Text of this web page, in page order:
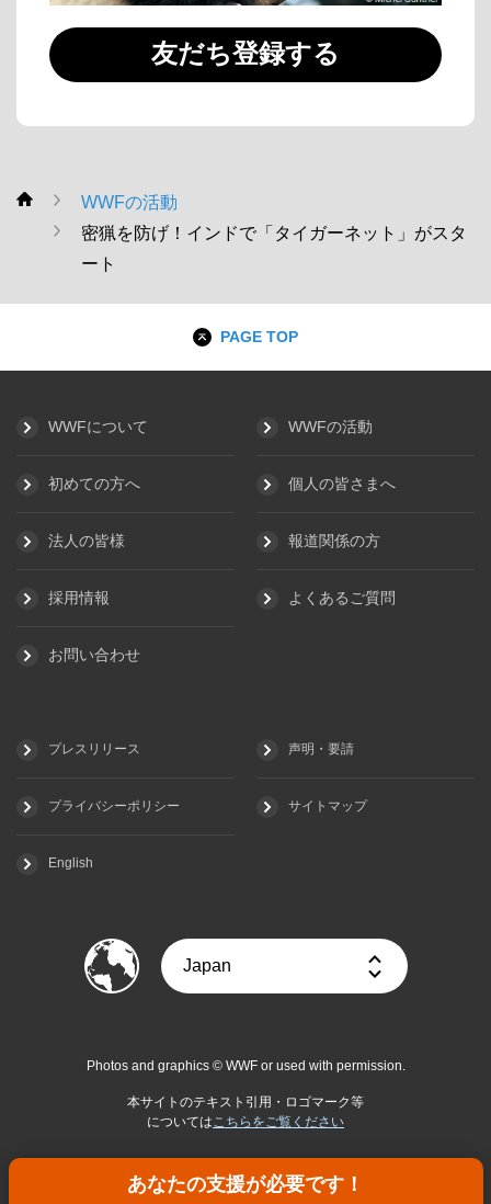
あなたの支援が必要です！
友だち登録する
WWF
WWFの活動
密猟を防げ！インドで「タイガーネット」がスタ
ート
PAGE TOP
WWFについて WWFの活動
初めての方へ 個人の皆さまへ
法人の皆様 報道関係の方
採用情報 よくあるご質問
お問い合わせ
プレスリリース 声明・要請
プライバシーポリシー サイトマップ
English
Photos and graphics © WWF or used with permission.
本サイトのテキスト引用・ロゴマーク等
については こちらをご覧ください